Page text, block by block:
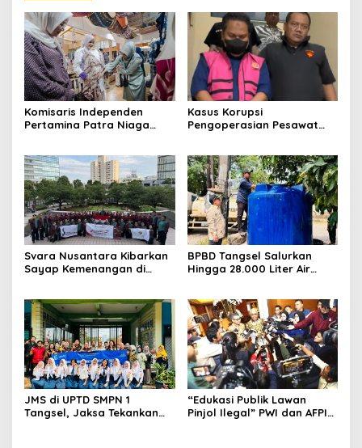
Komisaris Independen
Pertamina Patra Niaga
Sentuhan Kemanusiaan dan
Keberlanjutan
Kasus Korupsi
Pengoperasian Pesawat
Tersangka
Svara Nusantara Kibarkan
Sayap Kemenangan di
BPBD Tangsel Salurkan
Hingga 28.000 Liter Air
Kekeringan
JMS di UPTD SMPN 1
Tangsel, Jaksa Tekankan
“Edukasi Publik Lawan
Pinjol Ilegal” PWI dan AFPI